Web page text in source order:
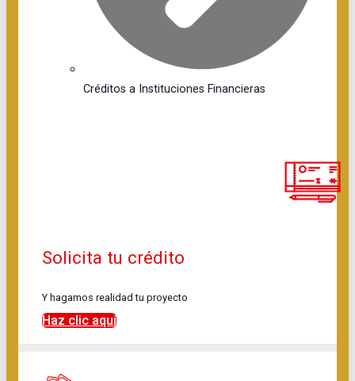
Créditos a Instituciones Financieras
Solicita tu crédito
Y hagamos realidad tu proyecto
Haz clic aquí